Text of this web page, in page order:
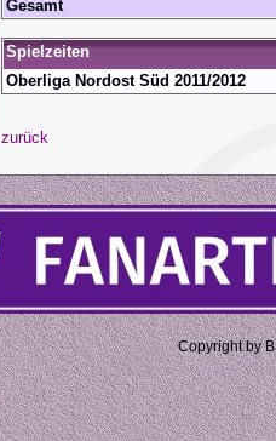
Gesamt
Spielzeiten
Oberliga Nordost Süd 2011/2012
zurück
Copyright by